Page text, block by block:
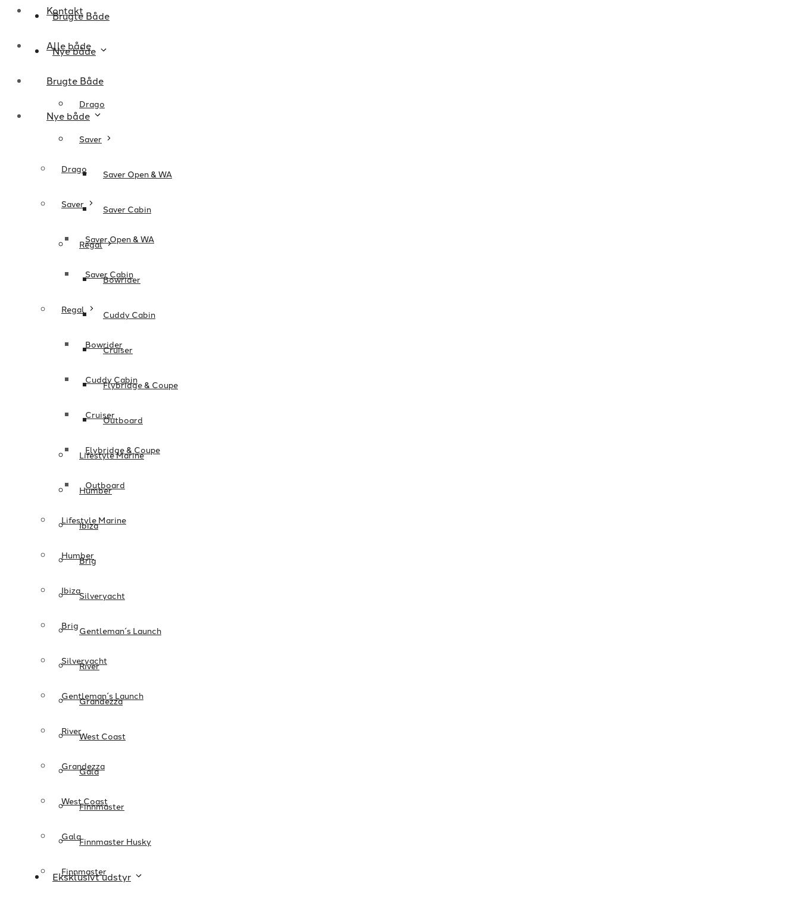
Brugte Både
Nye både
Drago
Saver
Saver Open & WA
Saver Cabin
Regal
Bowrider
Cuddy Cabin
Cruiser
Flybridge & Coupe
Outboard
Lifestyle Marine
Humber
Ibiza
Brig
Silveryacht
Gentleman´s Launch
River
Grandezza
West Coast
Gala
Finnmaster
Finnmaster Husky
Eksklusivt udstyr
Kontakt
Alle både
Brugte Både
Nye både
Drago
Saver
Saver Open & WA
Saver Cabin
Regal
Bowrider
Cuddy Cabin
Cruiser
Flybridge & Coupe
Outboard
Lifestyle Marine
Humber
Ibiza
Brig
Silveryacht
Gentleman´s Launch
River
Grandezza
West Coast
Gala
Finnmaster